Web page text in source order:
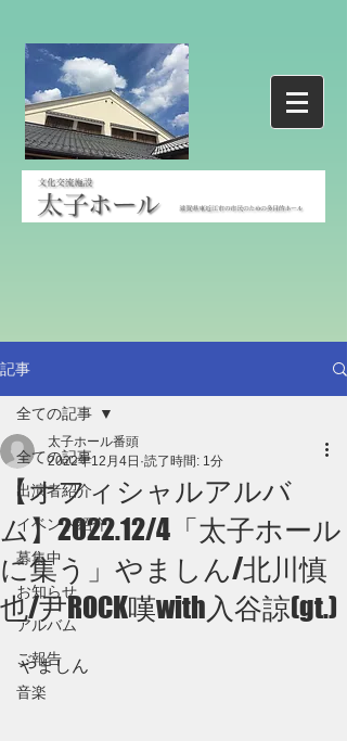
記事
全ての記事
出演者紹介
イベント紹介
募集中
お知らせ
アルバム
ご報告
音楽
全ての記事
【オフィシャルアルバ
ム】2022.12/4「太子ホール
に集う」やましん/北川慎
也/尹ROCK嘆with入谷諒(gt.)
太子ホール番頭
2022年12月4日 読了時間: 1分
やましん